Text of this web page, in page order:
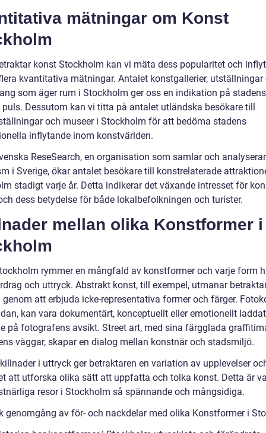
mätningar om Konst
konst Stockholm kan vi mäta dess popularitet och
kvantitativa mätningar. Antalet konstgallerier, utställningar
som äger rum i Stockholm ger oss en indikation på stadens
puls. Dessutom kan vi titta på antalet utländska besökare till
och museer i Stockholm för att bedöma stadens
inflytande inom konstvärlden.
ReseSearch, en organisation som samlar och
i Sverige, ökar antalet besökare till konstrelaterade
stadigt varje år. Detta indikerar det växande intresset för
dess betydelse för både lokalbefolkningen och turister.
mellan olika Konstformer i
rymmer en mångfald av konstformer och varje form
och uttryck. Abstrakt konst, till exempel, utmanar
att erbjuda icke-representativa former och färger.
kan vara dokumentärt, konceptuellt eller emotionellt laddat
på fotografens avsikt. Street art, med sina färgglada
väggar, skapar en dialog mellan konstnär och stadsmiljö.
i uttryck ger betraktaren en variation av upplevelser
att utforska olika sätt att uppfatta och tolka konst. Detta är
resor i Stockholm så spännande och mångsidiga.
genomgång av för- och nackdelar med olika Konstformer i